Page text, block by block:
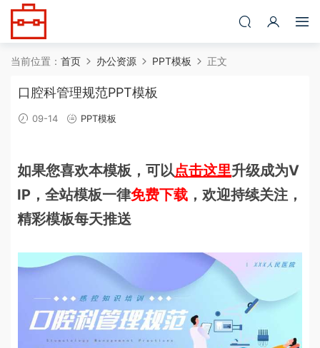
当前位置： 首页 办公资源 PPT模板 正文
口腔科管理规范PPT模板
09-14 PPT模板
如果您喜欢本模板，可以点击这里升级成为V
IP，全站模板一律免费下载 ，欢迎持续关注，
精彩模板每天推送